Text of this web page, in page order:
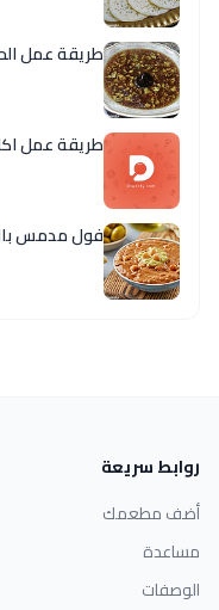
طريقة عمل
طريقة عمل
فول مدمس
روابط سريعة
أضف مطعمك
مساعدة
الوصفات